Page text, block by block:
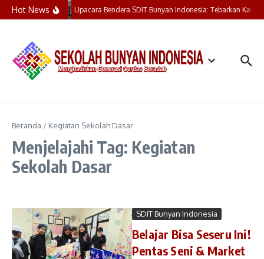
Lewati ke konten
Hot News Upacara Bendera SDIT Bunyan Indonesia: Tebarkan
Beranda / Kegiatan Sekolah Dasar
Menjelajahi Tag: Kegiatan
Sekolah Dasar
SDIT Bunyan Indonesia
Belajar Bisa Seseru Ini!
Pentas Seni & Market